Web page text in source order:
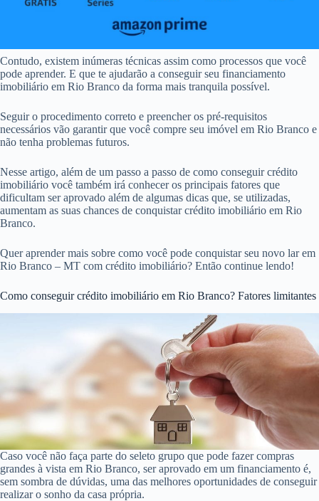
Contudo, existem inúmeras técnicas assim como processos que você
pode aprender. E que te ajudarão a conseguir seu financiamento
imobiliário em Rio Branco da forma mais tranquila possível.
Seguir o procedimento correto e preencher os pré-requisitos
necessários vão garantir que você compre seu imóvel em Rio Branco e
não tenha problemas futuros.
Nesse artigo, além de um passo a passo de como conseguir crédito
imobiliário você também irá conhecer os principais fatores que
dificultam ser aprovado além de algumas dicas que, se utilizadas,
aumentam as suas chances de conquistar crédito imobiliário em Rio
Branco.
Quer aprender mais sobre como você pode conquistar seu novo lar em
Rio Branco – MT com crédito imobiliário? Então continue lendo!
Como conseguir crédito imobiliário em Rio Branco? Fatores limitantes
Caso você não faça parte do seleto grupo que pode fazer compras
grandes à vista em Rio Branco, ser aprovado em um financiamento é,
sem sombra de dúvidas, uma das melhores oportunidades de conseguir
realizar o sonho da casa própria.